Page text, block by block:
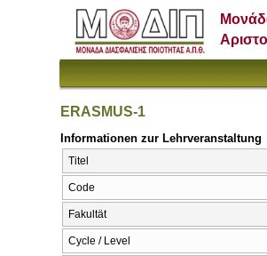
ERASMUS-1
Informationen zur Lehrveranstaltung
Titel
Code
Fakultät
Cycle / Level